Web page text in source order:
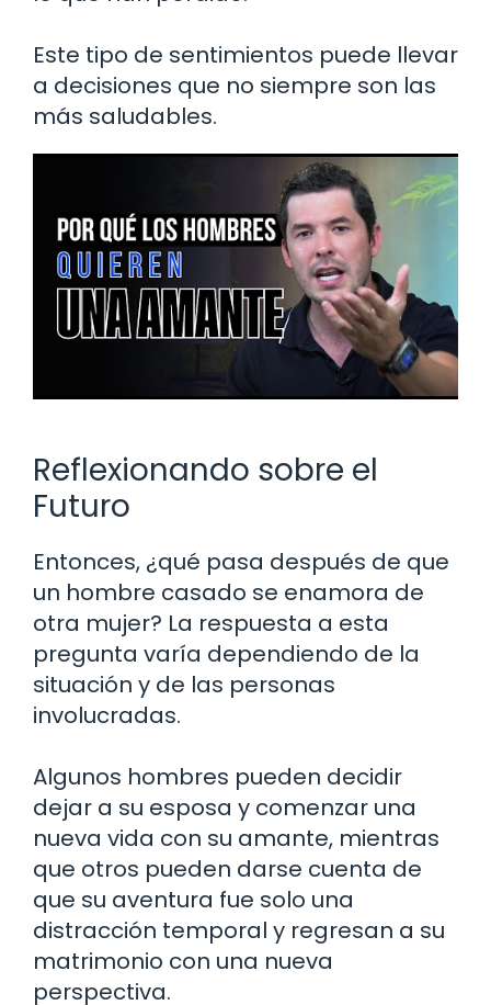
Este tipo de sentimientos puede llevar
a decisiones que no siempre son las
más saludables.
Reflexionando sobre el
Futuro
Entonces, ¿qué pasa después de que
un hombre casado se enamora de
otra mujer? La respuesta a esta
pregunta varía dependiendo de la
situación y de las personas
involucradas.
Algunos hombres pueden decidir
dejar a su esposa y comenzar una
nueva vida con su amante, mientras
que otros pueden darse cuenta de
que su aventura fue solo una
distracción temporal y regresan a su
matrimonio con una nueva
perspectiva.